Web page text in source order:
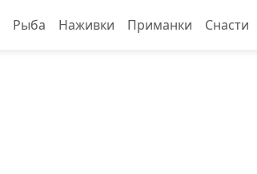
Рыба Наживки Приманки Снасти